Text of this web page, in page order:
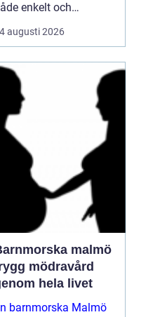
enkelt och
överväldigande på
samma gång. Utbudet är
och priserna kan skilja
sig mycket mellan olika
områden och säsonger.
Den som plane...
augusti 2026
malmö
mödravård
hela livet
barnmorska Malmö